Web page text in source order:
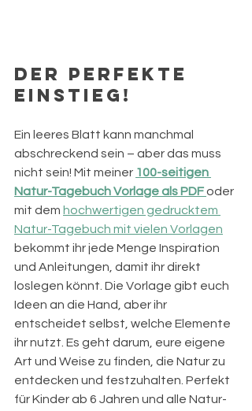
Der perfekte
Einstieg!
Ein leeres Blatt kann manchmal
abschreckend sein – aber das muss
nicht sein! Mit meiner 100-seitigen
Natur-Tagebuch Vorlage als PDFoder
mit dem hochwertigen gedrucktem
Natur-Tagebuch mit vielen Vorlagen
bekommt ihr jede Menge Inspiration
und Anleitungen, damit ihr direkt
loslegen könnt. Die Vorlage gibt euch
Ideen an die Hand, aber ihr
entscheidet selbst, welche Elemente
ihr nutzt. Es geht darum, eure eigene
Art und Weise zu finden, die Natur zu
entdecken und festzuhalten. Perfekt
für Kinder ab 6 Jahren und alle Natur-